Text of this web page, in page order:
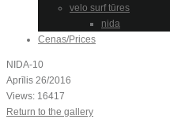
velo surf tūres
nida
Cenas/Prices
NIDA-10
Aprīlis 26/2016
Views: 16417
Return to the gallery